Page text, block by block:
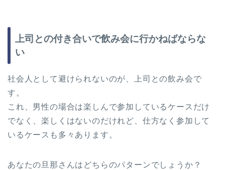
上司との付き合いで飲み会に行かねばならな
い
社会人として避けられないのが、上司との飲み会で
す。
これ、男性の場合は楽しんで参加しているケースだけ
でなく、楽しくはないのだけれど、仕方なく参加して
いるケースも多々あります。
あなたの旦那さんはどちらのパターンでしょうか？